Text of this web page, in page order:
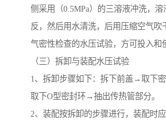
侧采用（0.5MPa）的三溶液冲洗，
反，然后用水清洗，后用压缩空气吹
气密性检查的水压试验，方可投入和
（三）拆卸与装配水压试验
1、拆卸步骤如下：拆下前盖→取下
取下O型密封环→抽出传热管部分。
2、装配按拆卸的步骤进行，装配时